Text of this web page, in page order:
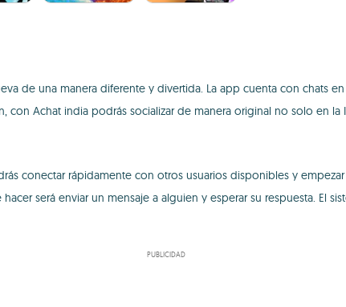
de una manera diferente y divertida. La app cuenta con chats
con Achat india podrás socializar de manera original no solo en
conectar rápidamente con otros usuarios disponibles y
será enviar un mensaje a alguien y esperar su respuesta. El
PUBLICIDAD